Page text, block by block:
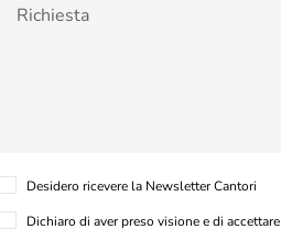
Desidero ricevere la Newsletter Cantori
Dichiaro di aver preso visione e di accettare